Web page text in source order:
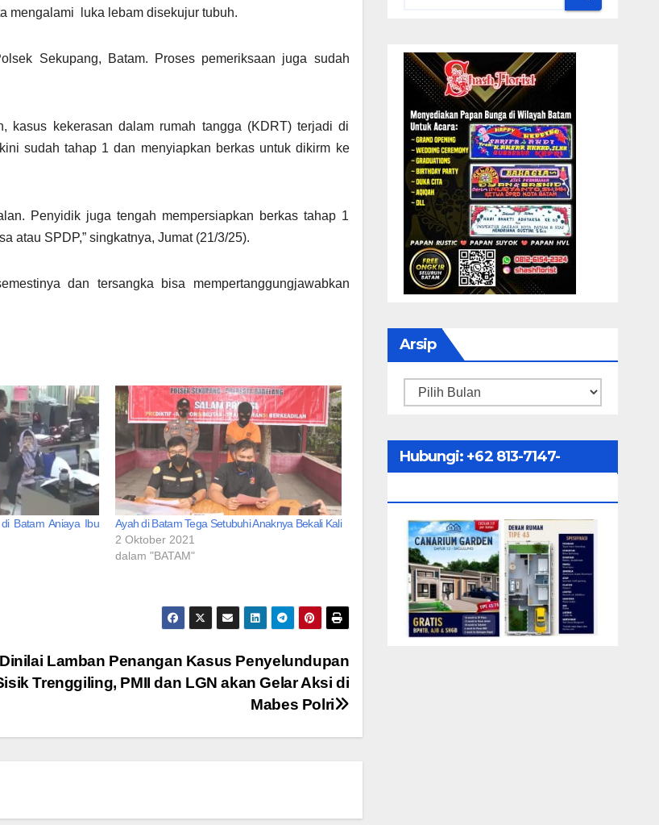
mengalami luka lebam disekujur tubuh.
Sekupang, Batam. Proses pemeriksaan juga sudah
kasus kekerasan dalam rumah tangga (KDRT) terjadi di
sudah tahap 1 dan menyiapkan berkas untuk dikirm ke
Penyidik juga tengah mempersiapkan berkas tahap 1
atau SPDP,” singkatnya, Jumat (21/3/25).
dan tersangka bisa mempertanggungjawabkan
Batam Aniaya Ibu
Ayah di Batam Tega Setubuhi Anaknya Bekali Kali
2 Oktober 2021
dalam "BATAM"
Dinilai Lamban Penangan Kasus Penyelundupan
Trenggiling, PMII dan LGN akan Gelar Aksi di
Mabes Polri
Arsip
Arsip
Hubungi: ‪+62 813-7147-